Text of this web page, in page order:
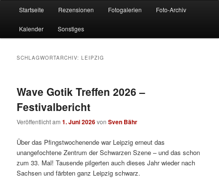
Startseite Rezensionen Fotogalerien Foto-Archiv
Kalender Sonstiges
SCHLAGWORTARCHIV:LEIPZIG
Wave Gotik Treffen 2026 –
Festivalbericht
Veröffentlicht am1. Juni 2026vonSven Bähr
Über das Pfingstwochenende war Leipzig erneut das
unangefochtene Zentrum der Schwarzen Szene – und das schon
zum 33. Mal! Tausende pilgerten auch dieses Jahr wieder nach
Sachsen und färbten ganz Leipzig schwarz.